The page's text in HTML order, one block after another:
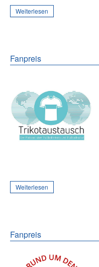
Weiterlesen
Fanpreis
Weiterlesen
Fanpreis